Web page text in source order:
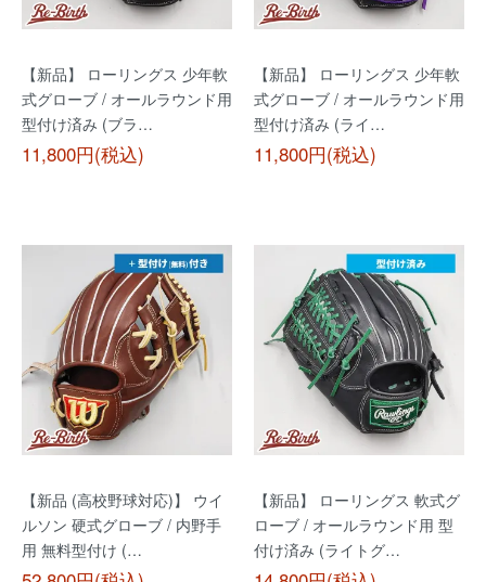
【新品】 ローリングス 少年軟
式グローブ / オールラウンド用
型付け済み (ブラ…
11,800円(税込)
【新品】 ローリングス 少年軟
式グローブ / オールラウンド用
型付け済み (ライ…
11,800円(税込)
【新品 (高校野球対応)】 ウイ
ルソン 硬式グローブ / 内野手
用 無料型付け (…
【新品】 ローリングス 軟式グ
ローブ / オールラウンド用 型
付け済み (ライトグ…